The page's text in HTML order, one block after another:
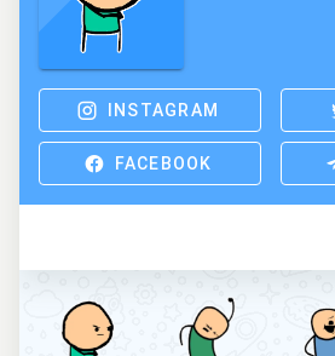
INSTAGRAM
FACEBOOK